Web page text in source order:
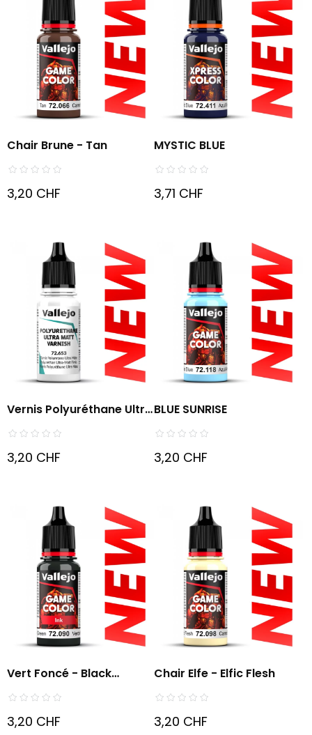
Chair Brune - Tan
3,20 CHF
MYSTIC BLUE
3,71 CHF
Vernis Polyuréthane Ultra
Mat
3,20 CHF
BLUE SUNRISE
3,20 CHF
Vert Foncé - Black
Green...
3,20 CHF
Chair Elfe - Elfic Flesh
3,20 CHF